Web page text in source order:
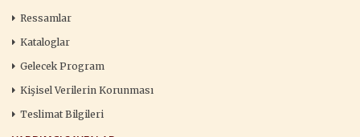
Ressamlar
Kataloglar
Gelecek Program
Kişisel Verilerin Korunması
Teslimat Bilgileri